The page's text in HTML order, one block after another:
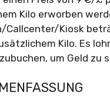
Kilo erworben
Callcenter/Kiosk
Kilo. Es
um Geld zu